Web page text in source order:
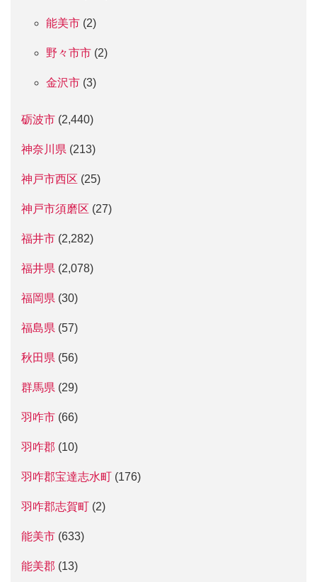
能美市 (2)
野々市市 (2)
金沢市 (3)
砺波市 (2,440)
神奈川県 (213)
神戸市西区 (25)
神戸市須磨区 (27)
福井市 (2,282)
福井県 (2,078)
福岡県 (30)
福島県 (57)
秋田県 (56)
群馬県 (29)
羽咋市 (66)
羽咋郡 (10)
羽咋郡宝達志水町 (176)
羽咋郡志賀町 (2)
能美市 (633)
能美郡 (13)